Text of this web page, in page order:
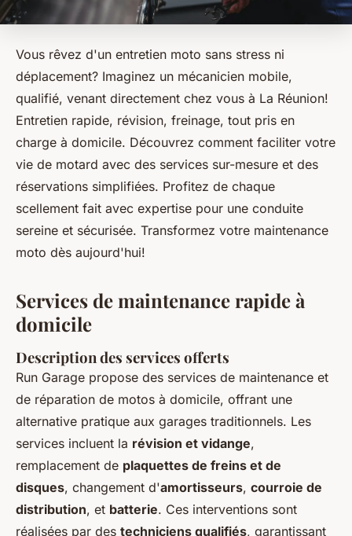
Vous rêvez d'un entretien moto sans stress ni
déplacement? Imaginez un mécanicien mobile,
qualifié, venant directement chez vous à La Réunion!
Entretien rapide, révision, freinage, tout pris en
charge à domicile. Découvrez comment faciliter votre
vie de motard avec des services sur-mesure et des
réservations simplifiées. Profitez de chaque
scellement fait avec expertise pour une conduite
sereine et sécurisée. Transformez votre maintenance
moto dès aujourd'hui!
Services de maintenance rapide à
domicile
Description des services offerts
Run Garage propose des services de maintenance et
de réparation de motos à domicile, offrant une
alternative pratique aux garages traditionnels. Les
services incluent la révision et vidange,
remplacement de plaquettes de freins et de
disques, changement d'amortisseurs, courroie de
distribution, et batterie. Ces interventions sont
réalisées par des techniciens qualifiés, garantissant